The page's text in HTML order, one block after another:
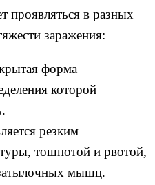
проявляться в разных
заражения:
форма
которой
резким
тошнотой и рвотой,
мышц.